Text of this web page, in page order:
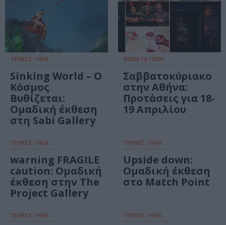
ΤΕΧΝΕΣ / ΝΕΑ
Sinking World – Ο
Κόσμος
Βυθίζεται:
Ομαδική έκθεση
στη Sabi Gallery
ΘΕΜΑΤΑ / ΝΕΑ
Σαββατοκύριακο
στην Αθήνα:
Προτάσεις για 18-
19 Απριλίου
ΤΕΧΝΕΣ / ΝΕΑ
warning FRAGILE
caution: Ομαδική
έκθεση στην The
Project Gallery
ΤΕΧΝΕΣ / ΝΕΑ
Upside down:
Ομαδική έκθεση
στο Match Point
ΤΕΧΝΕΣ / ΝΕΑ ΤΕΧΝΕΣ / ΝΕΑ